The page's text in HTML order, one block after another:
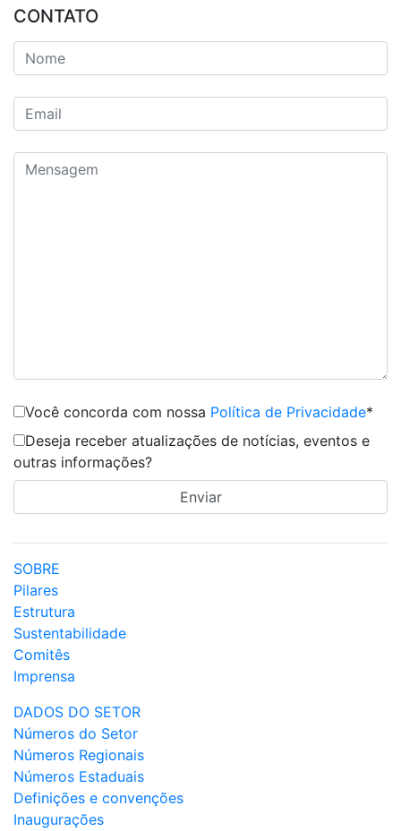
CONTATO
Você concorda com nossa Política de Privacidade*
Deseja receber atualizações de notícias, eventos e
outras informações?
SOBRE
Pilares
Estrutura
Sustentabilidade
Comitês
Imprensa
DADOS DO SETOR
Números do Setor
Números Regionais
Números Estaduais
Definições e convenções
Inaugurações